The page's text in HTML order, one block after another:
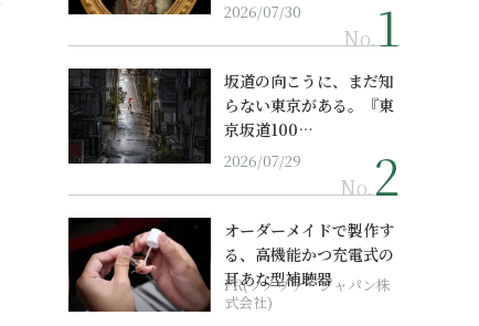
2026/07/30
No.
坂道の向こうに、まだ知
らない東京がある。『東
京坂道100…
2026/07/29
No.
オーダーメイドで製作す
る、高機能かつ充電式の
耳あな型補聴器
PR(ソノヴァ・ジャパン株
式会社)